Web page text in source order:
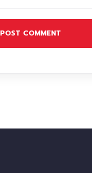
POST COMMENT